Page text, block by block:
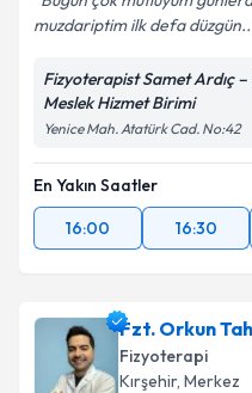
muzdariptim ilk defa
Fizyoterapist Samet Ardıç –
Meslek Hizmet Birimi
Yenice Mah. Atatürk Cad. No:42
En Yakın Saatler
16:00
16:30
Fzt. Orkun
Fizyoterapi
Kırşehir, Merkez